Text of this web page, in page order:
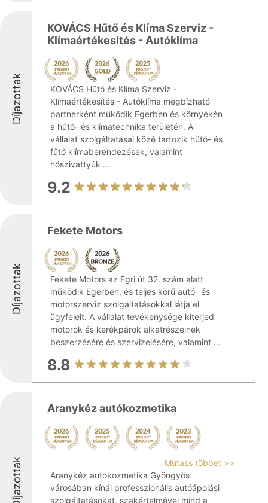
Díjazottak
KOVÁCS Hűtő és Klíma Szerviz -
Klímaértékesítés - Autóklíma
KOVÁCS Hűtő és Klíma Szerviz -
Klímaértékesítés - Autóklíma megbízható
partnerként működik Egerben és környékén
a hűtő- és klímatechnika területén. A
vállalat szolgáltatásai közé tartozik hűtő- és
fűtő klímaberendezések, valamint
hőszivattyúk ...
9.2
Díjazottak
Fekete Motors
Fekete Motors az Egri út 32. szám alatt
működik Egerben, és teljes körű autó- és
motorszerviz szolgáltatásokkal látja el
ügyfeleit. A vállalat tevékenysége kiterjed
motorok és kerékpárok alkatrészeinek
beszerzésére és szervizelésére, valamint ...
8.8
Díjazottak
Aranykéz autókozmetika
Mutass többet >>
Aranykéz autókozmetika Gyöngyös
városában kínál professzionális autóápolási
szolgáltatásokat, szakértelmével mind a